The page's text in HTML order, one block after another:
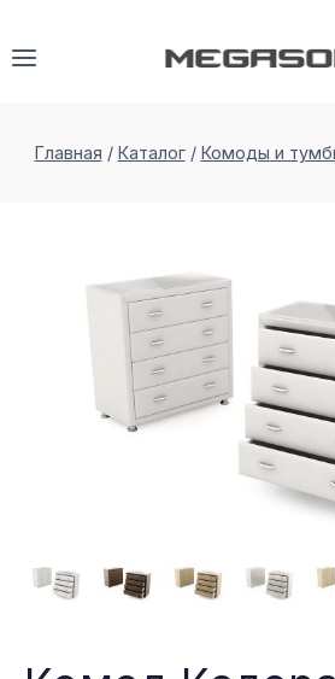
Главная / Каталог / Комоды и